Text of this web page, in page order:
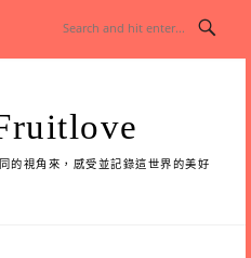
的視角來，感受並記錄這世界的美好